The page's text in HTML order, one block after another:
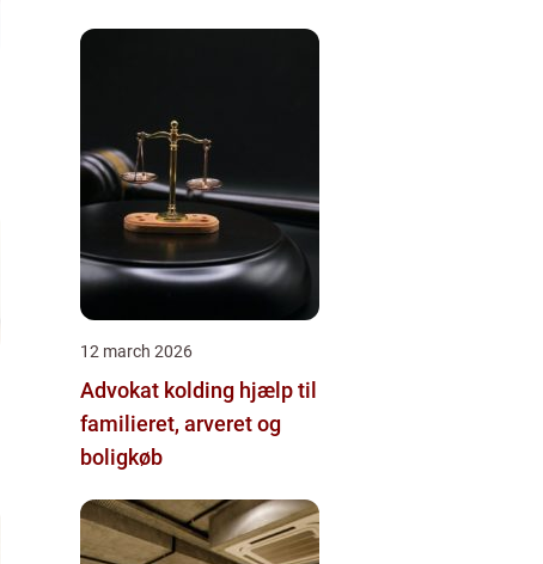
12 march 2026
Advokat kolding hjælp til
familieret, arveret og
boligkøb